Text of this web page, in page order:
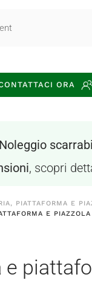
ORA
Noleggio
, scopri
PIATTAFORMA E
E
e